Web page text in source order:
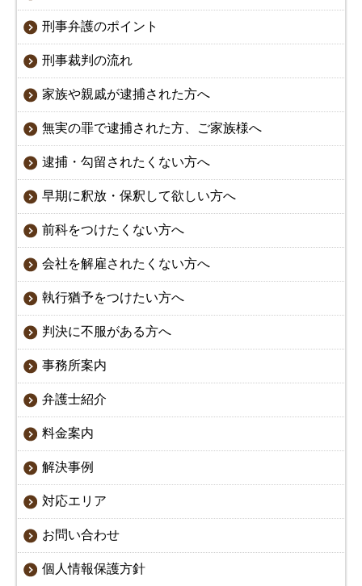
刑事弁護のポイント
刑事裁判の流れ
家族や親戚が逮捕された方へ
無実の罪で逮捕された方、ご家族様へ
逮捕・勾留されたくない方へ
早期に釈放・保釈して欲しい方へ
前科をつけたくない方へ
会社を解雇されたくない方へ
執行猶予をつけたい方へ
判決に不服がある方へ
事務所案内
弁護士紹介
料金案内
解決事例
対応エリア
お問い合わせ
個人情報保護方針